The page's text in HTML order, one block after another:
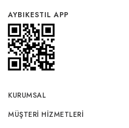
AYBIKESTIL APP
KURUMSAL
MÜŞTERI HIZMETLERI